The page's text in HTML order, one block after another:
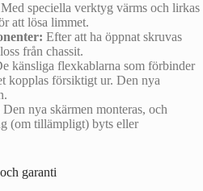
Med speciella verktyg värms och lirkas
att lösa limmet.
Efter att ha öppnat skruvas
från chassit.
känsliga flexkablarna som förbinder
kopplas försiktigt ur. Den nya
Den nya skärmen monteras, och
(om tillämpligt) byts eller
garanti